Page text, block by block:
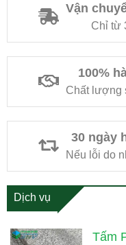
Vận
Chỉ từ
100%
Chất lượng
30 ngày
Nếu lỗi do
Dịch vụ
Tấm